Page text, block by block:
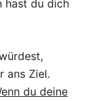
hast du dich
ans Ziel.
du deine